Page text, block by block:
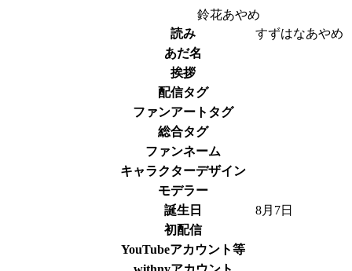
鈴花あやめ
読み
すずはなあやめ
あだ名
挨拶
配信タグ
ファンアートタグ
総合タグ
ファンネーム
キャラクターデザイン
モデラー
誕生日
8月7日
初配信
YouTubeアカウント等